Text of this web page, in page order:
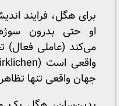
او حتی بدرون
می‌کند (عاملی فعال)
جهان واقعی تنها